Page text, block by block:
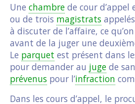
Une chambre de cour d’appel
ou de trois magistrats appelés
à discuter de l’affaire, ce
avant de la juger une
Le parquet est présent dans
pour demander au juge de
prévenus pour l’infraction
Dans les cours d’appel, le